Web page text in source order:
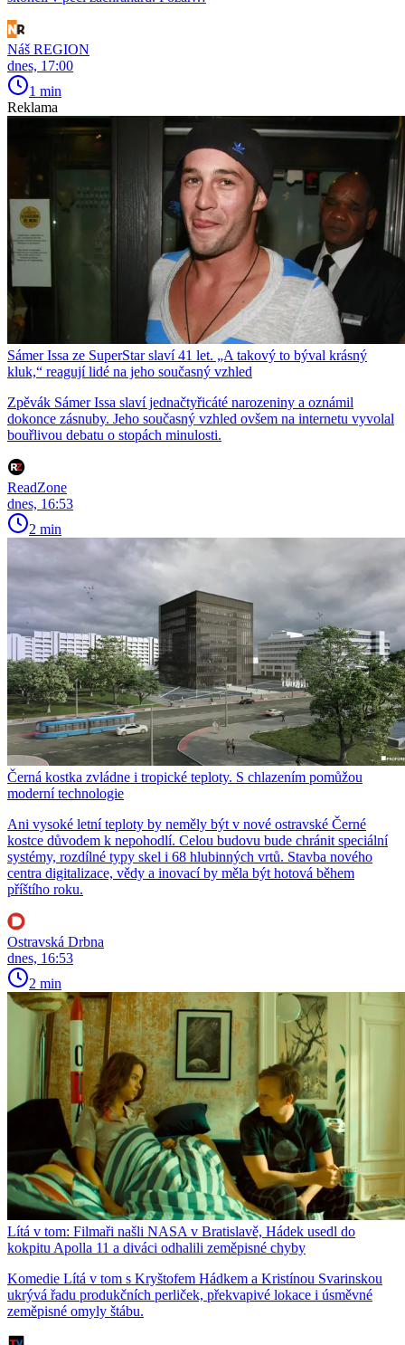
Náš REGION
dnes, 17:00
1 min
Reklama
Sámer Issa ze SuperStar slaví 41 let. „A takový to býval krásný
kluk,“ reagují lidé na jeho současný vzhled
Zpěvák Sámer Issa slaví jednačtyřicáté narozeniny a oznámil
dokonce zásnuby. Jeho současný vzhled ovšem na internetu vyvolal
bouřlivou debatu o stopách minulosti.
ReadZone
dnes, 16:53
2 min
Černá kostka zvládne i tropické teploty. S chlazením pomůžou
moderní technologie
Ani vysoké letní teploty by neměly být v nové ostravské Černé
kostce důvodem k nepohodlí. Celou budovu bude chránit speciální
systémy, rozdílné typy skel i 68 hlubinných vrtů. Stavba nového
centra digitalizace, vědy a inovací by měla být hotová během
příštího roku.
Ostravská Drbna
dnes, 16:53
2 min
Lítá v tom: Filmaři našli NASA v Bratislavě, Hádek usedl do
kokpitu Apolla 11 a diváci odhalili zeměpisné chyby
Komedie Lítá v tom s Kryštofem Hádkem a Kristínou Svarinskou
ukrývá řadu produkčních perliček, překvapivé lokace i úsměvné
zeměpisné omyly štábu.